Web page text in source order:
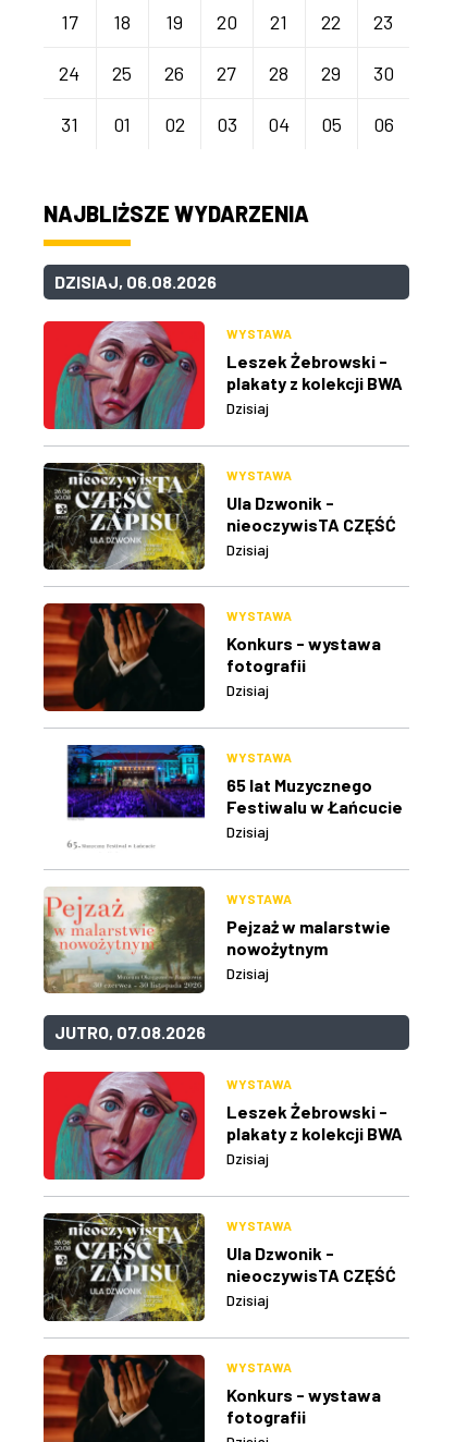
17 18 19 20 21 22 23
24 25 26 27 28 29 30
31 01 02 03 04 05 06
NAJBLIŻSZE WYDARZENIA
DZISIAJ, 06.08.2026
WYSTAWA
Leszek Żebrowski -
plakaty z kolekcji BWA
w Rzeszowie
Dzisiaj
WYSTAWA
Ula Dzwonik -
nieoczywisTA CZĘŚĆ
ZAPISU
Dzisiaj
WYSTAWA
Konkurs - wystawa
fotografii
Dzisiaj
WYSTAWA
65 lat Muzycznego
Festiwalu w Łańcucie
Dzisiaj
WYSTAWA
Pejzaż w malarstwie
nowożytnym
Dzisiaj
JUTRO, 07.08.2026
WYSTAWA
Leszek Żebrowski -
plakaty z kolekcji BWA
w Rzeszowie
Dzisiaj
WYSTAWA
Ula Dzwonik -
nieoczywisTA CZĘŚĆ
ZAPISU
Dzisiaj
WYSTAWA
Konkurs - wystawa
fotografii